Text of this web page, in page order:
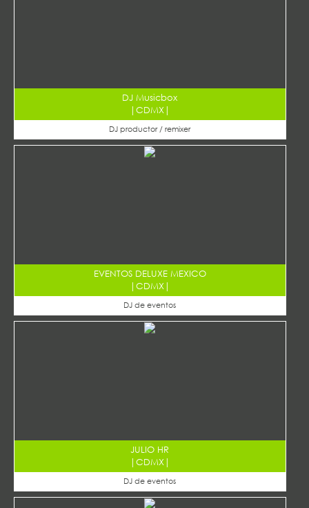
DJ Musicbox
| CDMX|
DJ productor / remixer
EVENTOS DELUXE MEXICO
| CDMX|
DJ de eventos
JULIO HR
| CDMX|
DJ de eventos